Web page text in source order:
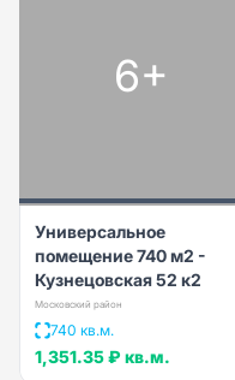
6+
Универсальное
помещение 740 м2 -
Кузнецовская 52 к2
Московский район
740 кв.м.
1,351.35 ₽ кв.м.